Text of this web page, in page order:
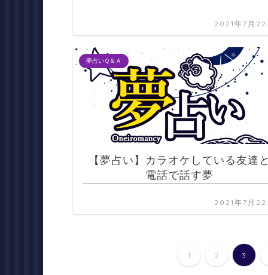
2021年7月22
夢占いＱ＆Ａ
【夢占い】カラオケしている友達
電話で話す夢
2021年7月22
1 2 3